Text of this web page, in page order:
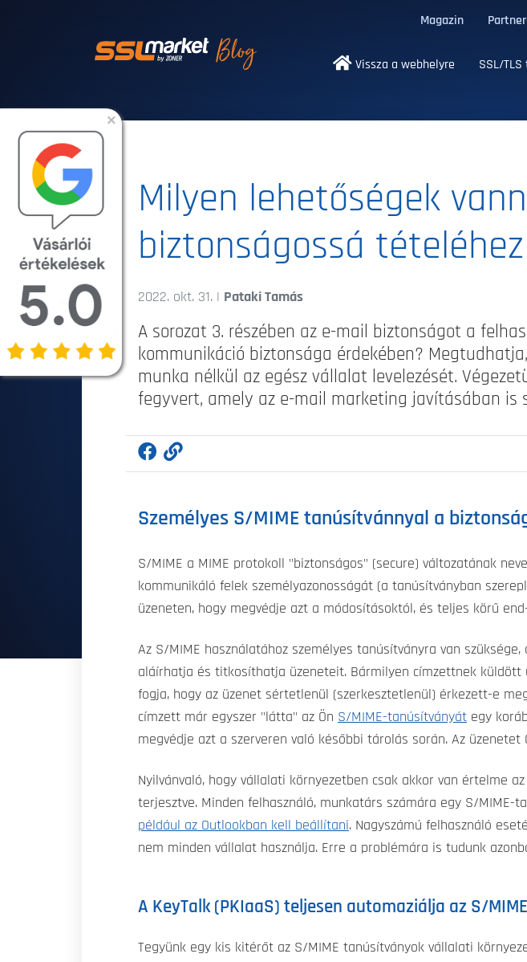
Magazin
Megbízható SSL/TLS tanúsítványok
Vissza a webhelyre SSL/
Milyen lehetőségek
biztonságossá
2022. okt. 31. | Pataki Tamás
A sorozat 3. részében az e-mail biztonságot a
kommunikáció biztonsága érdekében?
munka nélkül az egész vállalat levelezését.
fegyvert, amely az e-mail marketing javításában is
Személyes S/MIME tanúsítvánnyal a
S/MIME a MIME protokoll "biztonságos" (secure) változatának
kommunikáló felek személyazonosságát (a tanúsítványban
üzeneten, hogy megvédje azt a módosításoktól, és teljes körű
Az S/MIME használatához személyes tanúsítványra van
aláírhatja és titkosíthatja üzeneteit. Bármilyen címzettnek
fogja, hogy az üzenet sértetlenül (szerkesztetlenül) érkezett-e
címzett már egyszer "látta" az Ön S/MIME-tanúsítványát egy
megvédje azt a szerveren való későbbi tárolás során. Az
Nyilvánvaló, hogy vállalati környezetben csak akkor van értelme
terjesztve. Minden felhasználó, munkatárs számára egy S/
például az Outlookban kell beállítani. Nagyszámú felhasználó
nem minden vállalat használja. Erre a problémára is tudunk
A KeyTalk (PKIaaS) teljesen automaziálja az S/
Tegyünk egy kis kitérőt az S/MIME tanúsítványok vállalati
×